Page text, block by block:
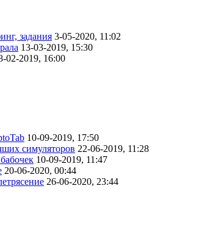
задания 3-05-2020, 11:02
13-03-2019, 15:30
02-2019, 16:00
10-09-2019, 17:50
симуляторов 22-06-2019, 11:28
10-09-2019, 11:47
20-06-2020, 00:44
26-06-2020, 23:44